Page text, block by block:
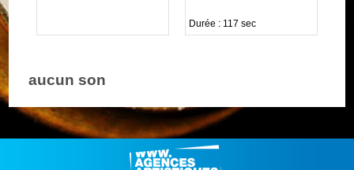
Durée : 117 sec
aucun son